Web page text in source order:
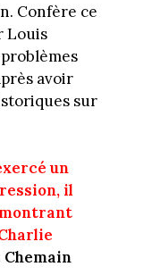
Confère ce
Louis
avoir
sur
un
il